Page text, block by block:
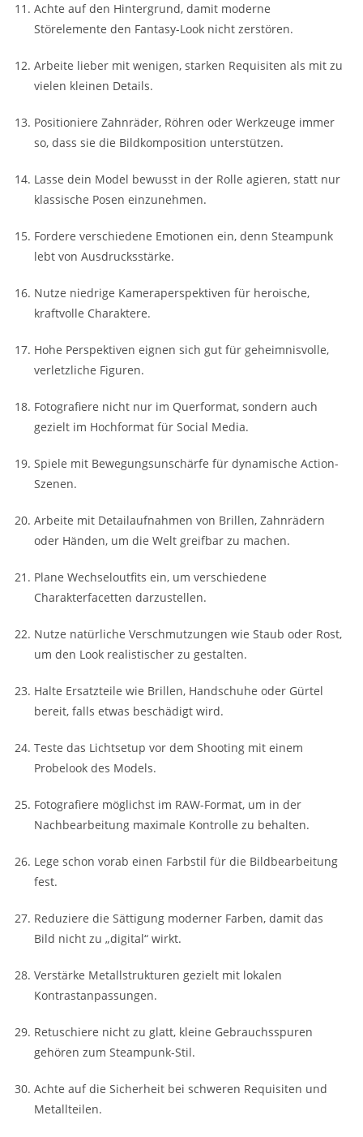
Achte auf den Hintergrund, damit moderne
Störelemente den Fantasy-Look nicht zerstören.
Arbeite lieber mit wenigen, starken Requisiten als mit zu
vielen kleinen Details.
Positioniere Zahnräder, Röhren oder Werkzeuge immer
so, dass sie die Bildkomposition unterstützen.
Lasse dein Model bewusst in der Rolle agieren, statt nur
klassische Posen einzunehmen.
Fordere verschiedene Emotionen ein, denn Steampunk
lebt von Ausdrucksstärke.
Nutze niedrige Kameraperspektiven für heroische,
kraftvolle Charaktere.
Hohe Perspektiven eignen sich gut für geheimnisvolle,
verletzliche Figuren.
Fotografiere nicht nur im Querformat, sondern auch
gezielt im Hochformat für Social Media.
Spiele mit Bewegungsunschärfe für dynamische Action-
Szenen.
Arbeite mit Detailaufnahmen von Brillen, Zahnrädern
oder Händen, um die Welt greifbar zu machen.
Plane Wechseloutfits ein, um verschiedene
Charakterfacetten darzustellen.
Nutze natürliche Verschmutzungen wie Staub oder Rost,
um den Look realistischer zu gestalten.
Halte Ersatzteile wie Brillen, Handschuhe oder Gürtel
bereit, falls etwas beschädigt wird.
Teste das Lichtsetup vor dem Shooting mit einem
Probelook des Models.
Fotografiere möglichst im RAW-Format, um in der
Nachbearbeitung maximale Kontrolle zu behalten.
Lege schon vorab einen Farbstil für die Bildbearbeitung
fest.
Reduziere die Sättigung moderner Farben, damit das
Bild nicht zu „digital“ wirkt.
Verstärke Metallstrukturen gezielt mit lokalen
Kontrastanpassungen.
Retuschiere nicht zu glatt, kleine Gebrauchsspuren
gehören zum Steampunk-Stil.
Achte auf die Sicherheit bei schweren Requisiten und
Metallteilen.